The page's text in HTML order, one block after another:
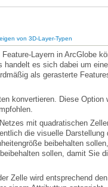
von 3D-Layer-Typen